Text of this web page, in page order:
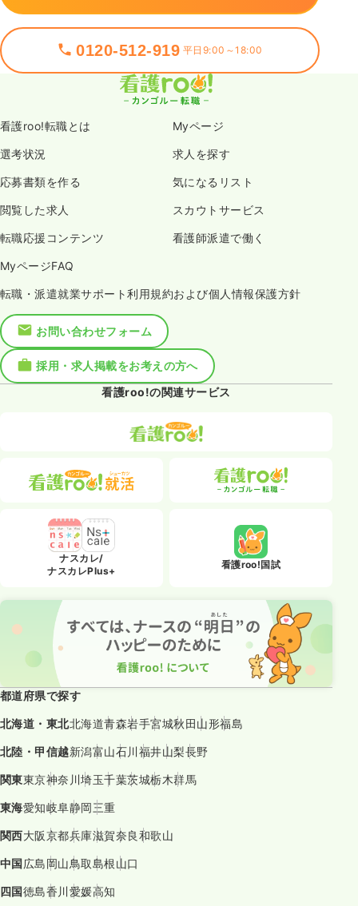
0120-512-919 平日9:00～18:00
看護roo!転職とは Myページ
選考状況 求人を探す
応募書類を作る 気になるリスト
閲覧した求人 スカウトサービス
転職応援コンテンツ 看護師派遣で働く
MyページFAQ
転職・派遣就業サポート利用規約および個人情報保護方針
お問い合わせフォーム
採用・求人掲載をお考えの方へ
看護roo!の関連サービス
ナスカレ/
ナスカレPlus+
看護roo!国試
都道府県で探す
北海道・東北北海道青森岩手宮城秋田山形福島
北陸・甲信越新潟富山石川福井山梨長野
関東東京神奈川埼玉千葉茨城栃木群馬
東海愛知岐阜静岡三重
関西大阪京都兵庫滋賀奈良和歌山
中国広島岡山鳥取島根山口
四国徳島香川愛媛高知